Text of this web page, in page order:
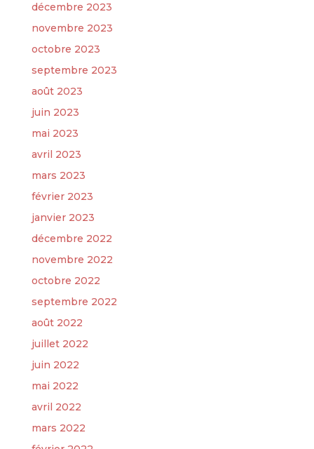
décembre 2023
novembre 2023
octobre 2023
septembre 2023
août 2023
juin 2023
mai 2023
avril 2023
mars 2023
février 2023
janvier 2023
décembre 2022
novembre 2022
octobre 2022
septembre 2022
août 2022
juillet 2022
juin 2022
mai 2022
avril 2022
mars 2022